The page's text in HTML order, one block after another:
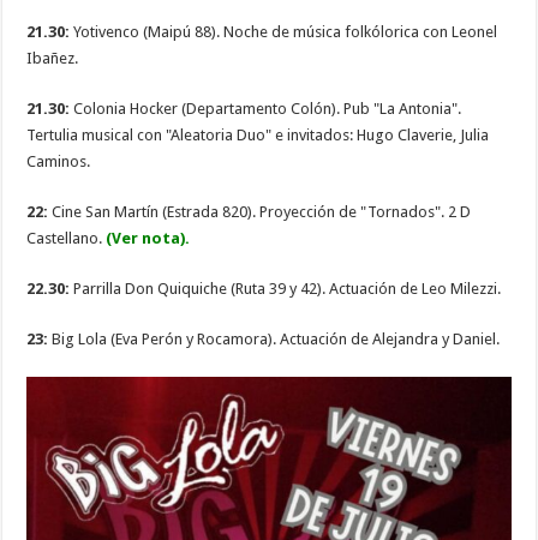
21.30: Yotivenco (Maipú 88). Noche de música folkólorica con Leonel
Ibañez.
21.30: Colonia Hocker (Departamento Colón). Pub "La Antonia".
Tertulia musical con "Aleatoria Duo" e invitados: Hugo Claverie, Julia
Caminos.
22: Cine San Martín (Estrada 820). Proyección de "Tornados". 2 D
Castellano. (Ver nota).
22.30: Parrilla Don Quiquiche (Ruta 39 y 42). Actuación de Leo Milezzi.
23: Big Lola (Eva Perón y Rocamora). Actuación de Alejandra y Daniel.